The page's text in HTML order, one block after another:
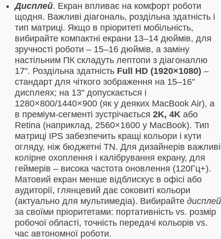
Дисплей. Екран впливає на комфорт роботи
щодня. Важливі діагональ, роздільна здатність і
тип матриці. Якщо в пріоритеті мобільність,
вибирайте компактні екрани 13–14 дюймів, для
зручності роботи – 15–16 дюймів, а заміну
настільним ПК складуть лептопи з діагоналлю
17". Роздільна здатність Full HD (1920×1080) –
стандарт для чіткого зображення на 15–16"
дисплеях; на 13" допускається і
1280×800/1440×900 (як у деяких MacBook Air), а
в преміум-сегменті зустрічається 2K, 4K або
Retina (наприклад, 2560×1600 у MacBook). Тип
матриці IPS забезпечить кращі кольори і кути
огляду, ніж бюджетні TN. Для дизайнерів важливі
колірне охоплення і калібрування екрану, для
геймерів – висока частота оновлення (120Гц+).
Матовий екран менше відблискує в офісі або
аудиторії, глянцевий дає соковиті кольори
(актуально для мультимедіа). Вибирайте дисплей
за своїми пріоритетами: портативність vs. розмір
робочої області, точність передачі кольорів vs.
час автономної роботи.